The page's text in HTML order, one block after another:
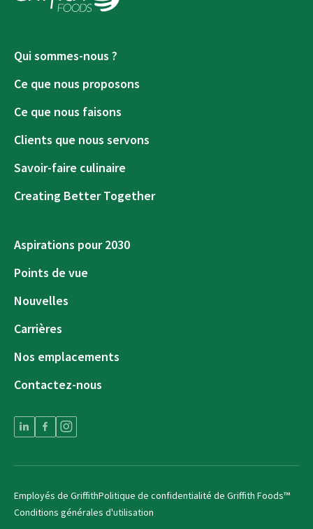
Qui sommes-nous ?
Ce que nous proposons
Ce que nous faisons
Clients que nous servons
Savoir-faire culinaire
Creating Better Together
Aspirations pour 2030
Points de vue
Nouvelles
Carrières
Nos emplacements
Contactez-nous
Employés de GriffithPolitique de confidentialité de Griffith Foods™
Conditions générales d'utilisation